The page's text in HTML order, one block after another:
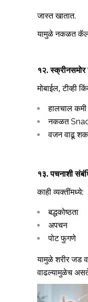
जास्त खातात.
यामुळे नकळत
१२.
मोबाईल, टीव्ही
हालचाल कमी
नकळत
वजन वाढू
१३. पचनाशी
काही व्यक्तींमध्ये:
बद्धकोष्ठता
अपचन
पोट फुगणे
यामुळे शरीर जड
वाढल्यामुळेच